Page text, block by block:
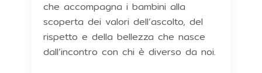
che accompagna i bambini alla
scoperta dei valori dell’ascolto, del
rispetto e della bellezza che nasce
dall’incontro con chi è diverso da noi.